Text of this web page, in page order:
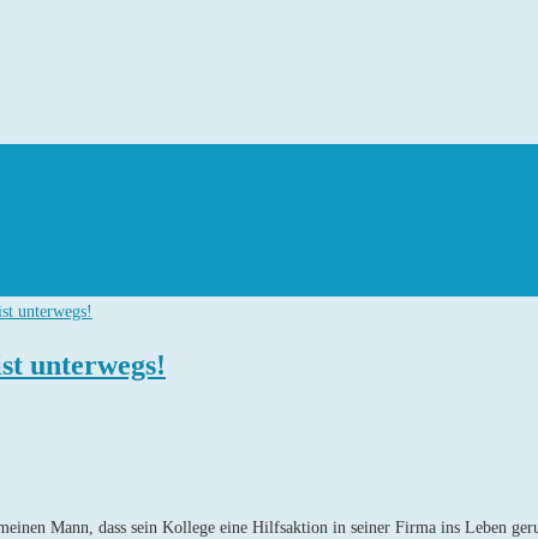
unterwegs!
Mann, dass sein Kollege eine Hilfsaktion in seiner Firma ins Leben